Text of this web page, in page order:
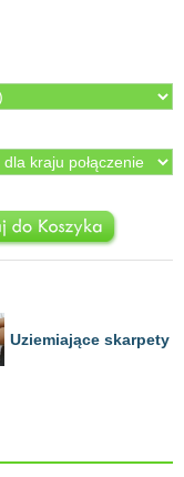
Uziemiające skarpety